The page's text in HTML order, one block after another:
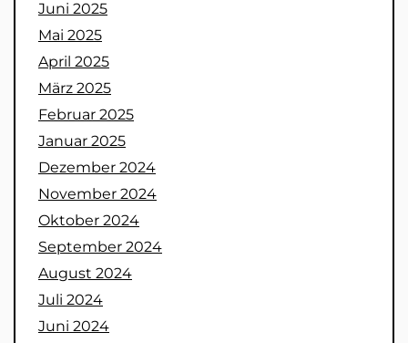
Juni 2025
Mai 2025
April 2025
März 2025
Februar 2025
Januar 2025
Dezember 2024
November 2024
Oktober 2024
September 2024
August 2024
Juli 2024
Juni 2024